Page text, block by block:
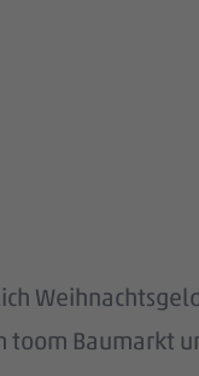
Baumarkt